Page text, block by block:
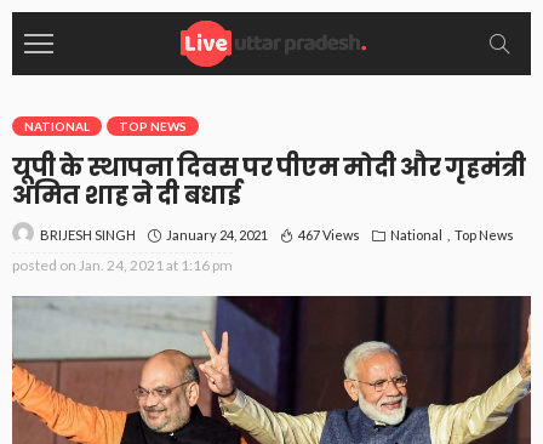
NATIONAL TOP NEWS
यूपी के स्थापना दिवस पर पीएम मोदी और गृहमंत्री
अमित शाह ने दी बधाई
BRIJESH SINGH January 24, 2021 467 Views National Top News
posted on Jan. 24, 2021 at 1:16 pm